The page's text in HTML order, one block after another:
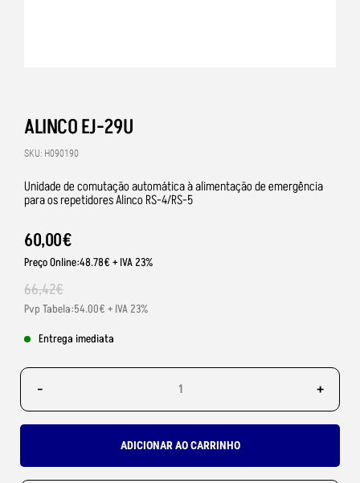
ALINCO EJ-29U
SKU: H090190
Unidade de comutação automática à alimentação de emergência
para os repetidores Alinco RS-4/RS-5
60,00€
Preço Online:48.78€ + IVA 23%
66,42€
Pvp Tabela:54.00€ + IVA 23%
Entrega imediata
- +
ADICIONAR AO CARRINHO